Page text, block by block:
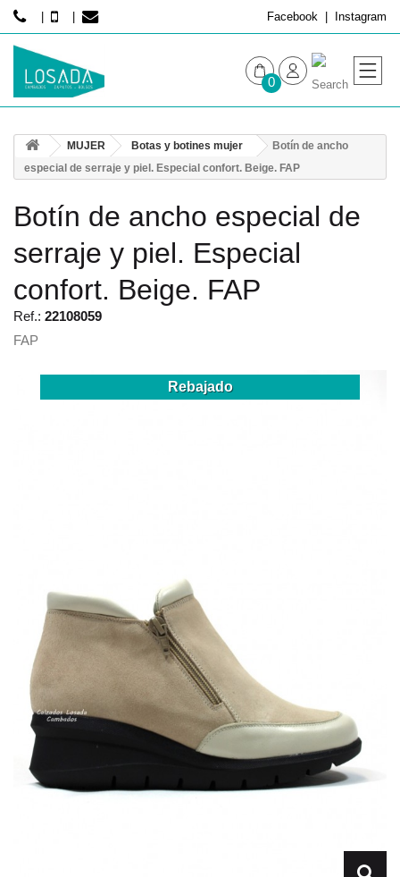
Facebook Instagram
0
HOMBRE
MUJER Botas y botines mujer
Botín de ancho
especial de serraje y piel. Especial confort. Beige. FAP
Botín de ancho especial de
serraje y piel. Especial
confort. Beige. FAP
Ref.: 22108059
FAP
Rebajado